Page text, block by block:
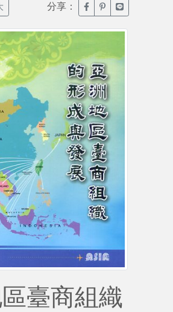
分享： 臉書分享(另開新視窗)
噗浪分享(另開新
Line分享(另
臺商組織